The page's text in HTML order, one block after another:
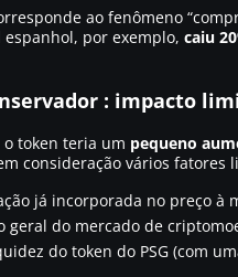
ao fenômeno
por exemplo, caiu
: impacto
token teria um pequeno
consideração vários fatores
já incorporada no preço à
geral do mercado de
do token do PSG (com